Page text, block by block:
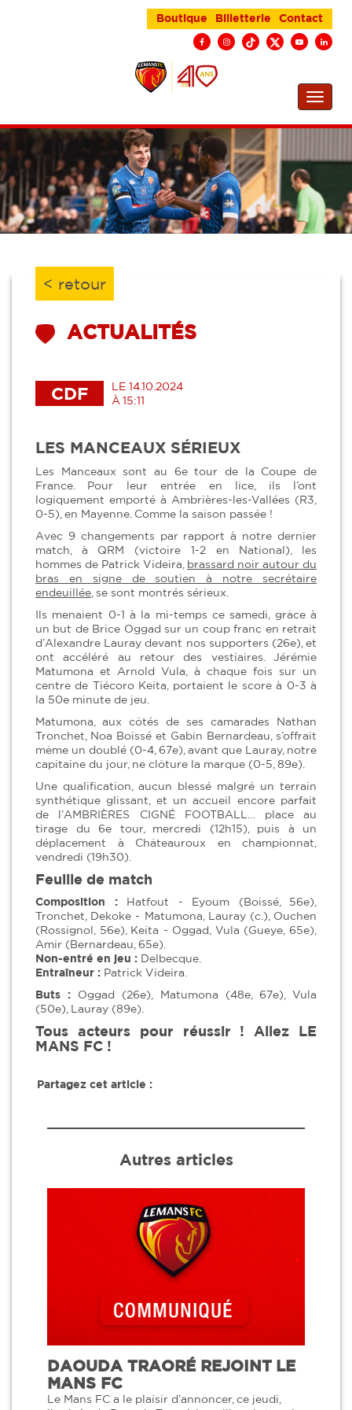
Boutique Billetterie Contact
< retour
ACTUALITÉS
CDF
LE 14.10.2024
À 15:11
LES MANCEAUX SÉRIEUX
Les Manceaux sont au 6e tour de la Coupe de
France. Pour leur entrée en lice, ils l’ont
logiquement emporté à Ambrières-les-Vallées (R3,
0-5), en Mayenne. Comme la saison passée !
Avec 9 changements par rapport à notre dernier
match, à QRM (victoire 1-2 en National), les
hommes de Patrick Videira, brassard noir autour du
bras en signe de soutien à notre secrétaire
endeuillée, se sont montrés sérieux.
Ils menaient 0-1 à la mi-temps ce samedi, grâce à
un but de Brice Oggad sur un coup franc en retrait
d’Alexandre Lauray devant nos supporters (26e), et
ont accéléré au retour des vestiaires. Jérémie
Matumona et Arnold Vula, à chaque fois sur un
centre de Tiécoro Keita, portaient le score à 0-3 à
la 50e minute de jeu.
Matumona, aux côtés de ses camarades Nathan
Tronchet, Noa Boissé et Gabin Bernardeau, s’offrait
même un doublé (0-4, 67e), avant que Lauray, notre
capitaine du jour, ne clôture la marque (0-5, 89e).
Une qualification, aucun blessé malgré un terrain
synthétique glissant, et un accueil encore parfait
de l’AMBRIÈRES CIGNÉ FOOTBALL… place au
tirage du 6e tour, mercredi (12h15), puis à un
déplacement à Châteauroux en championnat,
vendredi (19h30).
Feuille de match
Composition :Hatfout - Eyoum (Boissé, 56e),
Tronchet, Dekoke - Matumona, Lauray (c.), Ouchen
(Rossignol, 56e), Keita - Oggad, Vula (Gueye, 65e),
Amir (Bernardeau, 65e).
Non-entré en jeu : Delbecque.
Entraîneur : Patrick Videira.
Buts : Oggad (26e), Matumona (48e, 67e), Vula
(50e), Lauray (89e).
Tous acteurs pour réussir ! Allez LE
MANS FC !
Partagez cet article :
Autres articles
DAOUDA TRAORÉ REJOINT LE
MANS FC
Le Mans FC a le plaisir d’annoncer, ce jeudi,